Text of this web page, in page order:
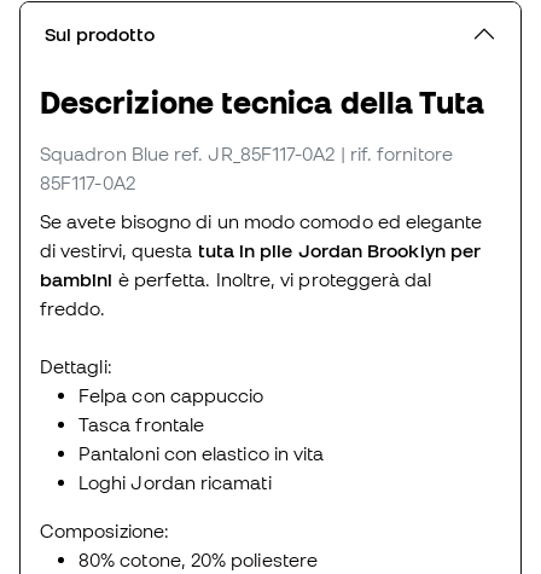
Sul prodotto
Descrizione tecnica della Tuta
Squadron Blue ref. JR_85F117-0A2 | rif. fornitore
85F117-0A2
Se avete bisogno di un modo comodo ed elegante
di vestirvi, questa tuta in pile Jordan Brooklyn per
bambini è perfetta. Inoltre, vi proteggerà dal
freddo.
Dettagli:
Felpa con cappuccio
Tasca frontale
Pantaloni con elastico in vita
Loghi Jordan ricamati
Composizione:
80% cotone, 20% poliestere